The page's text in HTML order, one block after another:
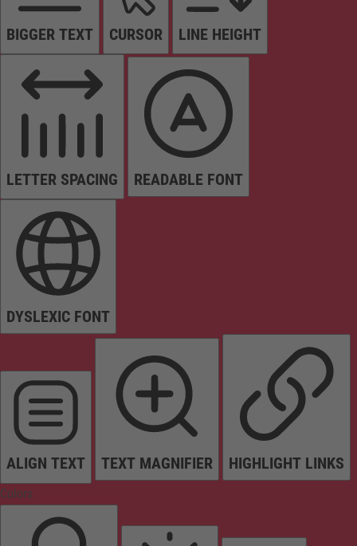
BIGGER TEXT CURSOR LINE HEIGHT
LETTER SPACING READABLE FONT
DYSLEXIC FONT
ALIGN TEXT TEXT MAGNIFIER HIGHLIGHT LINKS
Colors